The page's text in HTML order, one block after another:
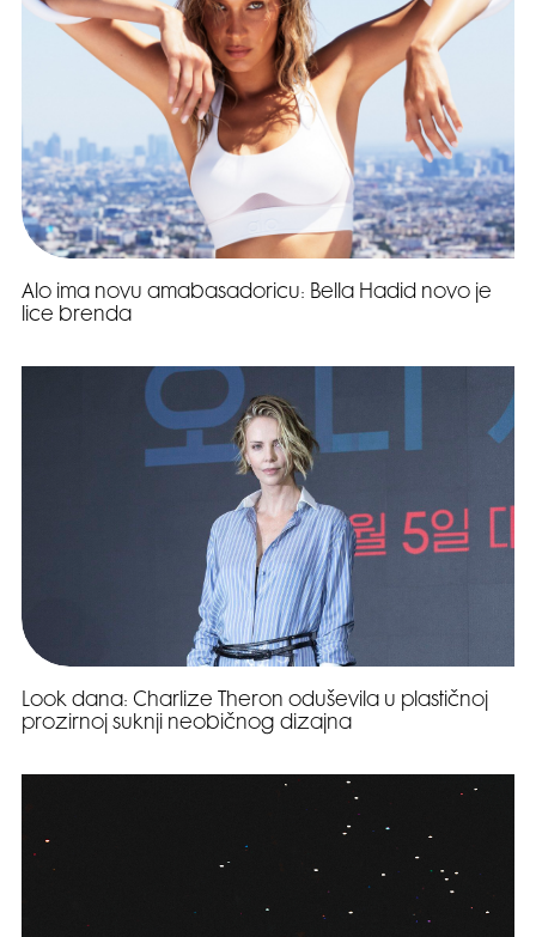
Alo ima novu amabasadoricu: Bella Hadid novo je
lice brenda
Look dana: Charlize Theron oduševila u plastičnoj
prozirnoj suknji neobičnog dizajna